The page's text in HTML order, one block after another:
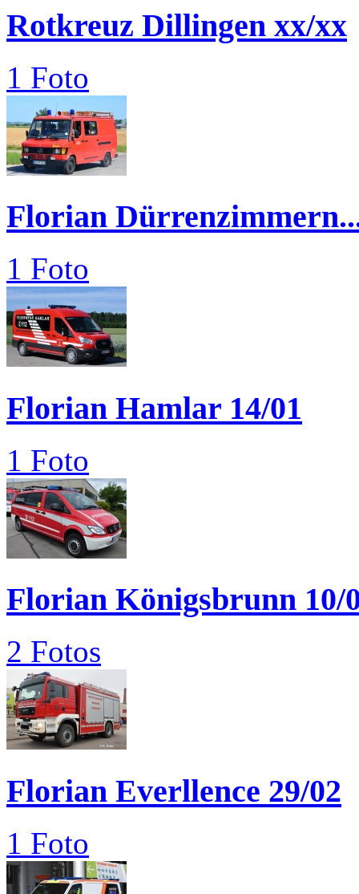
Rotkreuz Dillingen xx/xx
1 Foto
Florian
1 Foto
Florian Hamlar 14/01
1 Foto
Florian Königsbrunn 10/
2 Fotos
Florian Everllence 29/02
1 Foto